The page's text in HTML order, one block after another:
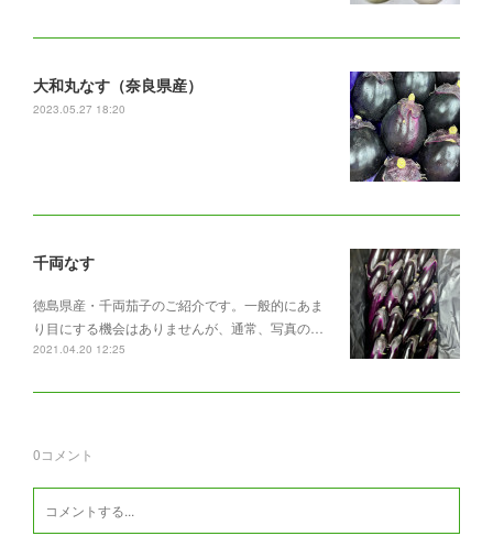
大和丸なす（奈良県産）
2023.05.27 18:20
千両なす
徳島県産・千両茄子のご紹介です。一般的にあま
り目にする機会はありませんが、通常、写真の…
2021.04.20 12:25
0コメント